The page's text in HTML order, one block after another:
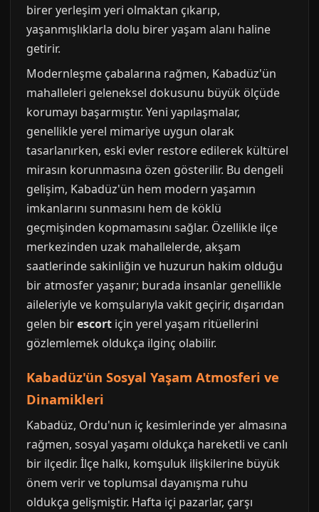
birer yerleşim yeri olmaktan çıkarıp,
yaşanmışlıklarla dolu birer yaşam alanı haline
getirir.
Modernleşme çabalarına rağmen, Kabadüz'ün
mahalleleri geleneksel dokusunu büyük ölçüde
korumayı başarmıştır. Yeni yapılaşmalar,
genellikle yerel mimariye uygun olarak
tasarlanırken, eski evler restore edilerek kültürel
mirasın korunmasına özen gösterilir. Bu dengeli
gelişim, Kabadüz'ün hem modern yaşamın
imkanlarını sunmasını hem de köklü
geçmişinden kopmamasını sağlar. Özellikle ilçe
merkezinden uzak mahallelerde, akşam
saatlerinde sakinliğin ve huzurun hakim olduğu
bir atmosfer yaşanır; burada insanlar genellikle
aileleriyle ve komşularıyla vakit geçirir, dışarıdan
gelen birescort için yerel yaşam ritüellerini
gözlemlemek oldukça ilginç olabilir.
Kabadüz'ün Sosyal Yaşam Atmosferi ve
Dinamikleri
Kabadüz, Ordu'nun iç kesimlerinde yer almasına
rağmen, sosyal yaşamı oldukça hareketli ve canlı
bir ilçedir. İlçe halkı, komşuluk ilişkilerine büyük
önem verir ve toplumsal dayanışma ruhu
oldukça gelişmiştir. Hafta içi pazarlar, çarşı